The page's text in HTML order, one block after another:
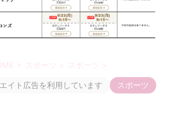
> スポーツ > スポーツ >
イト広告を利用しています
スポーツ